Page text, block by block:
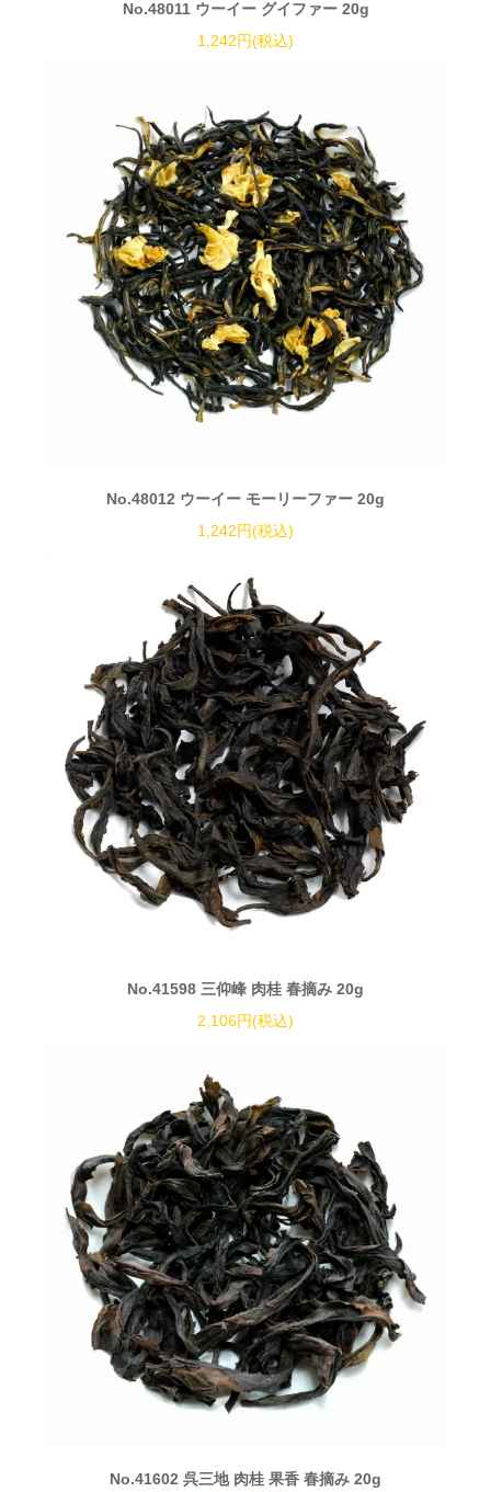
No.48011 ウーイー グイファー 20g
1,242円(税込)
No.48012 ウーイー モーリーファー 20g
1,242円(税込)
No.41598 三仰峰 肉桂 春摘み 20g
2,106円(税込)
No.41602 呉三地 肉桂 果香 春摘み 20g